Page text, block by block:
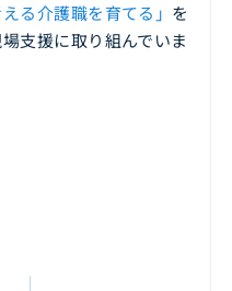
る介護職を育てる」 を
支援に取り組んでいま